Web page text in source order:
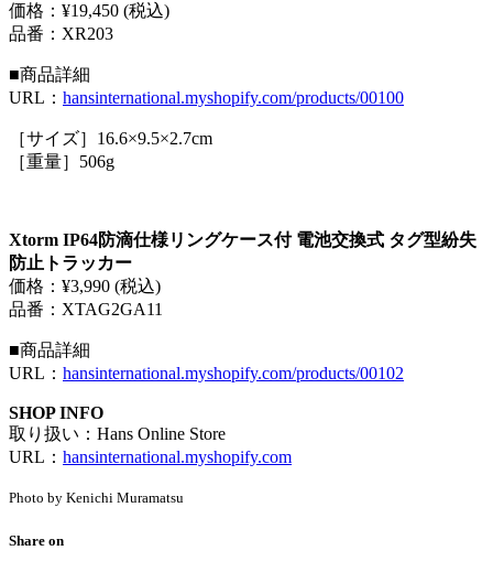
価格：¥19,450 (税込)
品番：XR203
■商品詳細
URL： hansinternational.myshopify.com/products/00100
［サイズ］16.6×9.5×2.7cm
［重量］506g
Xtorm IP64防滴仕様リングケース付 電池交換式 タグ型紛失
防止トラッカー
価格：¥3,990 (税込)
品番：XTAG2GA11
■商品詳細
URL： hansinternational.myshopify.com/products/00102
SHOP INFO
取り扱い：Hans Online Store
URL： hansinternational.myshopify.com
Photo by Kenichi Muramatsu
Share on